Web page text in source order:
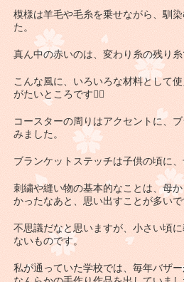
模様は羊毛や毛糸を乗せながら、馴
た。
真ん中の赤いのは、変わり糸の残り糸
こんな風に、いろいろな材料として
がたいところです👍🏽
コースターの周りはアクセントに、
みました。
ブランケットステッチは子供の頃に、
刺繍や縫い物の基本的なことは、母
かったなあと、思い出すことが多い
不思議だなと思いますが、小さい頃
ないものです。
私が通っていた学校では、毎年バザ